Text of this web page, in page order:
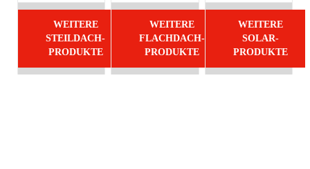
WEITERE
STEILDACH-
PRODUKTE
WEITERE
FLACHDACH-
PRODUKTE
WEITERE
SOLAR-
PRODUKTE